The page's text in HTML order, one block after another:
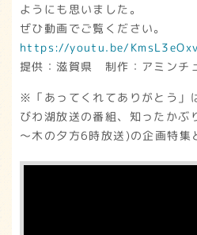
ようにも思いました。
ぜひ動画でご覧ください。
https://youtu.be/
提供：滋賀県 制作：アミンチ
※「あってくれてありがとう」
びわ湖放送の番組、知ったかぶ
～木の夕方6時放送)の企画特集